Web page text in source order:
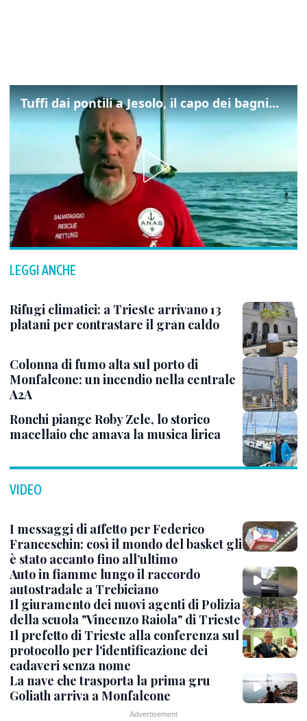
Tuffi dai pontili a Jesolo, il capo dei bagnini: "L'impegno di tutti per evitare altre tragedie"
LEGGI ANCHE
Rifugi climatici: a Trieste arrivano 13
platani per contrastare il gran caldo
Colonna di fumo alta sul porto di
Monfalcone: un incendio nella centrale
A2A
Ronchi piange Roby Zele, lo storico
macellaio che amava la musica lirica
VIDEO
I messaggi di affetto per Federico
Franceschin: così il mondo del basket gli
è stato accanto fino all’ultimo
Auto in fiamme lungo il raccordo
autostradale a Trebiciano
Il giuramento dei nuovi agenti di Polizia
della scuola "Vincenzo Raiola" di Trieste
Il prefetto di Trieste alla conferenza sul
protocollo per l'identificazione dei
cadaveri senza nome
La nave che trasporta la prima gru
Goliath arriva a Monfalcone